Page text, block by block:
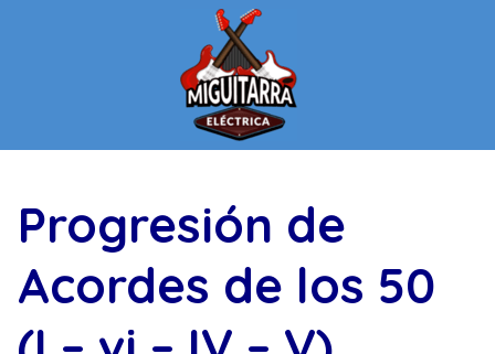
Progresión de
Acordes de los 50